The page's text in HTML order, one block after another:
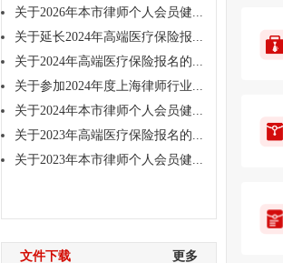
关于2026年本市律师个人会员健...
关于延长2024年高端医疗保险报...
关于2024年高端医疗保险报名的...
关于参加2024年度上海律师行业...
关于2024年本市律师个人会员健...
关于2023年高端医疗保险报名的...
关于2023年本市律师个人会员健...
文件下载 更多